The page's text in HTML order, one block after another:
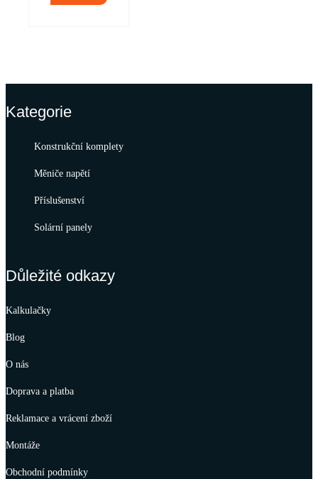
Kategorie
Konstrukční komplety
Měniče napětí
Příslušenství
Solární panely
Důležité odkazy
Kalkulačky
Blog
O nás
Doprava a platba
Reklamace a vrácení zboží
Montáže
Obchodní podmínky